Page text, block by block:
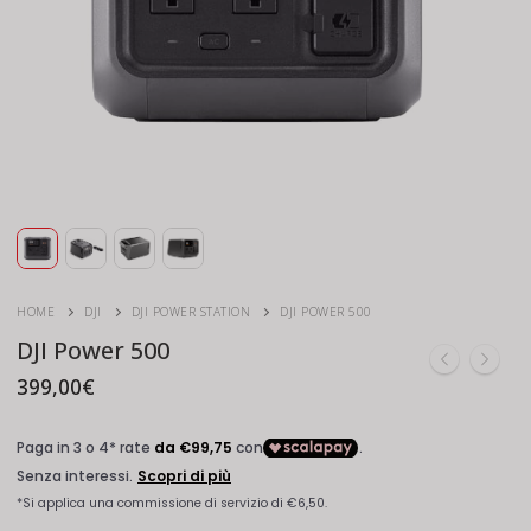
HOME DJI DJI POWER STATION DJI POWER 500
DJI Power 500
399,00€